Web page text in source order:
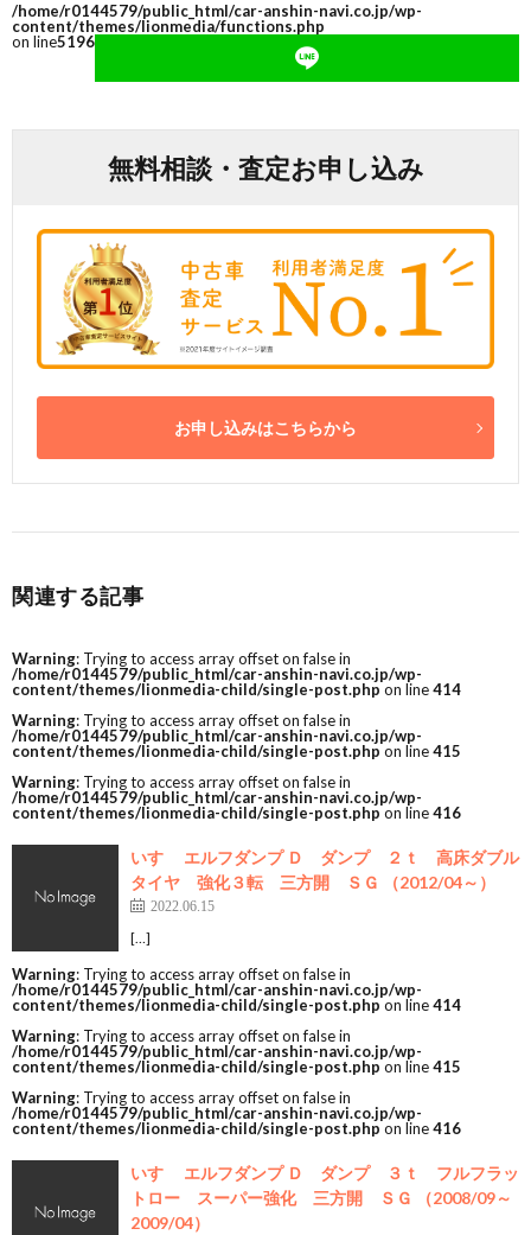
/home/r0144579/public_html/car-anshin-navi.co.jp/wp-
content/themes/lionmedia/functions.php
on line5196
無料相談・査定お申し込み
お申し込みはこちらから
関連する記事
Warning: Trying to access array offset on false in
/home/r0144579/public_html/car-anshin-navi.co.jp/wp-
content/themes/lionmedia-child/single-post.php on line414
Warning: Trying to access array offset on false in
/home/r0144579/public_html/car-anshin-navi.co.jp/wp-
content/themes/lionmedia-child/single-post.php on line415
Warning: Trying to access array offset on false in
/home/r0144579/public_html/car-anshin-navi.co.jp/wp-
content/themes/lionmedia-child/single-post.php on line416
いすゞ エルフダンプ Ｄ ダンプ ２ｔ 高床ダブル
タイヤ 強化３転 三方開 ＳＧ （2012/04～）
2022.06.15
[…]
Warning: Trying to access array offset on false in
/home/r0144579/public_html/car-anshin-navi.co.jp/wp-
content/themes/lionmedia-child/single-post.php on line414
Warning: Trying to access array offset on false in
/home/r0144579/public_html/car-anshin-navi.co.jp/wp-
content/themes/lionmedia-child/single-post.php on line415
Warning: Trying to access array offset on false in
/home/r0144579/public_html/car-anshin-navi.co.jp/wp-
content/themes/lionmedia-child/single-post.php on line416
いすゞ エルフダンプ Ｄ ダンプ ３ｔ フルフラッ
トロー スーパー強化 三方開 ＳＧ （2008/09～
2009/04）